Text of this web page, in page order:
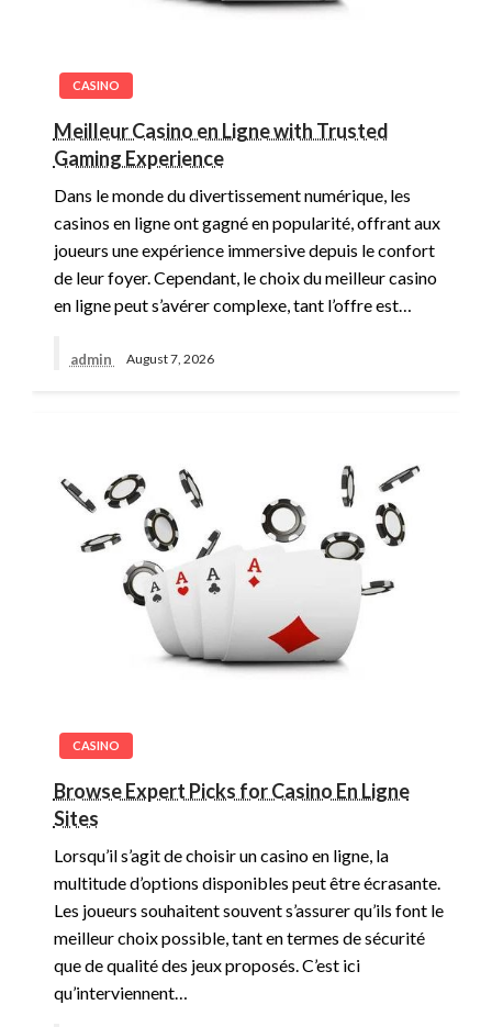
CASINO
Meilleur Casino en Ligne with Trusted
Gaming Experience
Dans le monde du divertissement numérique, les
casinos en ligne ont gagné en popularité, offrant aux
joueurs une expérience immersive depuis le confort
de leur foyer. Cependant, le choix du meilleur casino
en ligne peut s’avérer complexe, tant l’offre est…
admin August 7, 2026
CASINO
Browse Expert Picks for Casino En Ligne
Sites
Lorsqu’il s’agit de choisir un casino en ligne, la
multitude d’options disponibles peut être écrasante.
Les joueurs souhaitent souvent s’assurer qu’ils font le
meilleur choix possible, tant en termes de sécurité
que de qualité des jeux proposés. C’est ici
qu’interviennent…